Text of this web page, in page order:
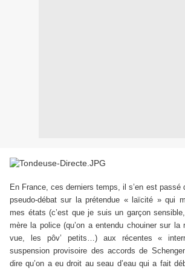
En France, ces derniers temps, il s’en est passé
pseudo-débat sur la prétendue « laïcité » qui
mes états (c’est que je suis un garçon
mère la police (qu’on a entendu chouiner sur la
vue, les pôv’ petits…) aux récentes «
suspension provisoire des accords de
dire qu’on a eu droit au seau d’eau qui a fait